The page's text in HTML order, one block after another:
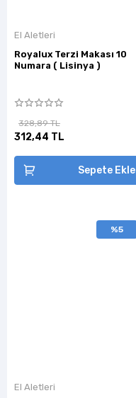
El Aletleri
Royalux Terzi Makası 10
Numara ( Lisinya )
328,89 TL
312,44 TL
Sepete Ekle
%5
El Aletleri